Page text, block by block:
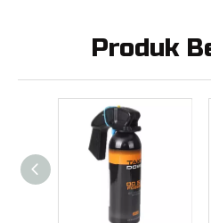
Produk